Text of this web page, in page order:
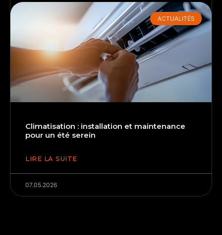
ACTUALITÉS
Climatisation : installation et maintenance
pour un été serein
LIRE LA SUITE
07.05.2026